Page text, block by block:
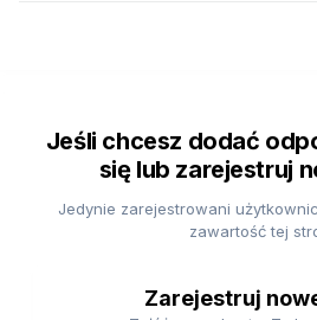
Jeśli chcesz dodać
się lub zarejestruj
Jedynie zarejestrowani
zawartość tej
Zarejestruj